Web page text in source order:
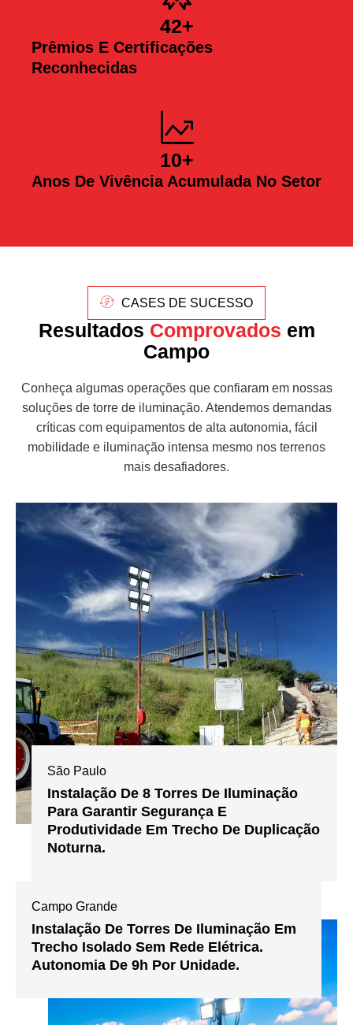
Prêmios E Certificações
Reconhecidas
42+
Anos De Vivência Acumulada No Setor
10+
CASES DE SUCESSO
Resultados Comprovados em
Campo
Conheça algumas operações que confiaram em nossas
soluções de torre de iluminação. Atendemos demandas
críticas com equipamentos de alta autonomia, fácil
mobilidade e iluminação intensa mesmo nos terrenos
mais desafiadores.
São Paulo
Instalação De 8 Torres De Iluminação
Para Garantir Segurança E
Produtividade Em Trecho De Duplicação
Noturna.
Campo Grande
Instalação De Torres De Iluminação Em
Trecho Isolado Sem Rede Elétrica.
Autonomia De 9h Por Unidade.